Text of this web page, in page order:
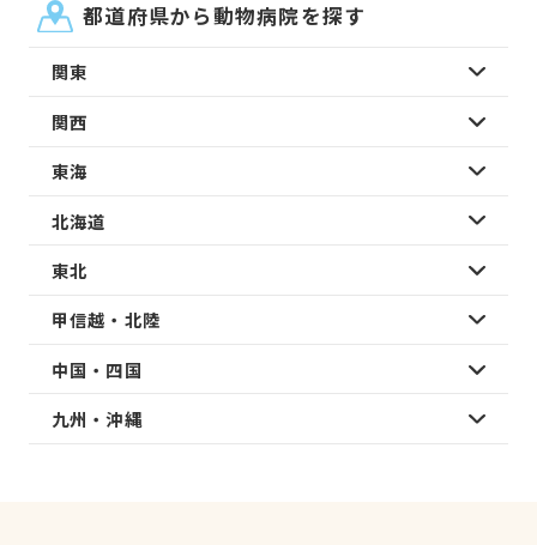
都道府県から動物病院を探す
関東
関西
東海
北海道
東北
甲信越・北陸
中国・四国
九州・沖縄